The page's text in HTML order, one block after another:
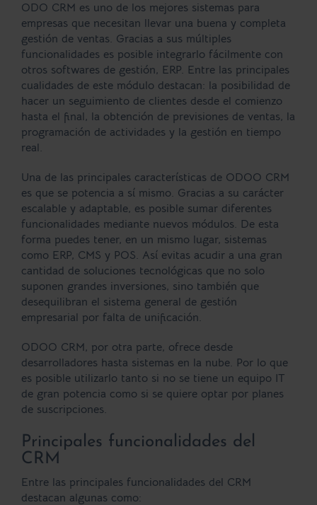
ODO CRM es uno de los mejores sistemas para
empresas que necesitan llevar una buena y completa
gestión de ventas. Gracias a sus múltiples
funcionalidades es posible integrarlo fácilmente con
otros softwares de gestión, ERP. Entre las principales
cualidades de este módulo destacan: la posibilidad de
hacer un seguimiento de clientes desde el comienzo
hasta el final, la obtención de previsiones de ventas, la
programación de actividades y la gestión en tiempo
real.
Una de las principales características de ODOO CRM
es que se potencia a sí mismo. Gracias a su carácter
escalable y adaptable, es posible sumar diferentes
funcionalidades mediante nuevos módulos. De esta
forma puedes tener, en un mismo lugar, sistemas
como ERP, CMS y POS. Así evitas acudir a una gran
cantidad de soluciones tecnológicas que no solo
suponen grandes inversiones, sino también que
desequilibran el sistema general de gestión
empresarial por falta de unificación.
ODOO CRM, por otra parte, ofrece desde
desarrolladores hasta sistemas en la nube. Por lo que
es posible utilizarlo tanto si no se tiene un equipo IT
de gran potencia como si se quiere optar por planes
de suscripciones.
Principales funcionalidades del
CRM
Entre las principales funcionalidades del CRM
destacan algunas como: